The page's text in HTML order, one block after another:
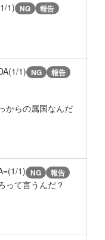
1) NG 報告
1) NG 報告
からの属国なんだ
1) NG 報告
って言うんだ？